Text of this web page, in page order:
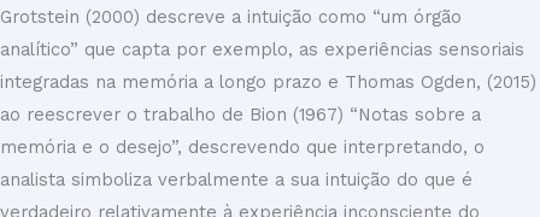
Grotstein (2000) descreve a intuição como “um órgão
analítico” que capta por exemplo, as experiências sensoriais
integradas na memória a longo prazo e Thomas Ogden, (2015)
ao reescrever o trabalho de Bion (1967) “Notas sobre a
memória e o desejo”, descrevendo que interpretando, o
analista simboliza verbalmente a sua intuição do que é
verdadeiro relativamente à experiência inconsciente do